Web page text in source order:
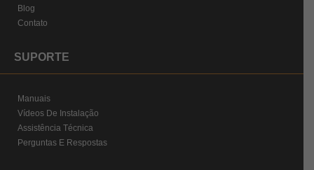
Blog
Contato
SUPORTE
Manuais
Vídeos De Instalação
Assistência Técnica
Perguntas E Respostas